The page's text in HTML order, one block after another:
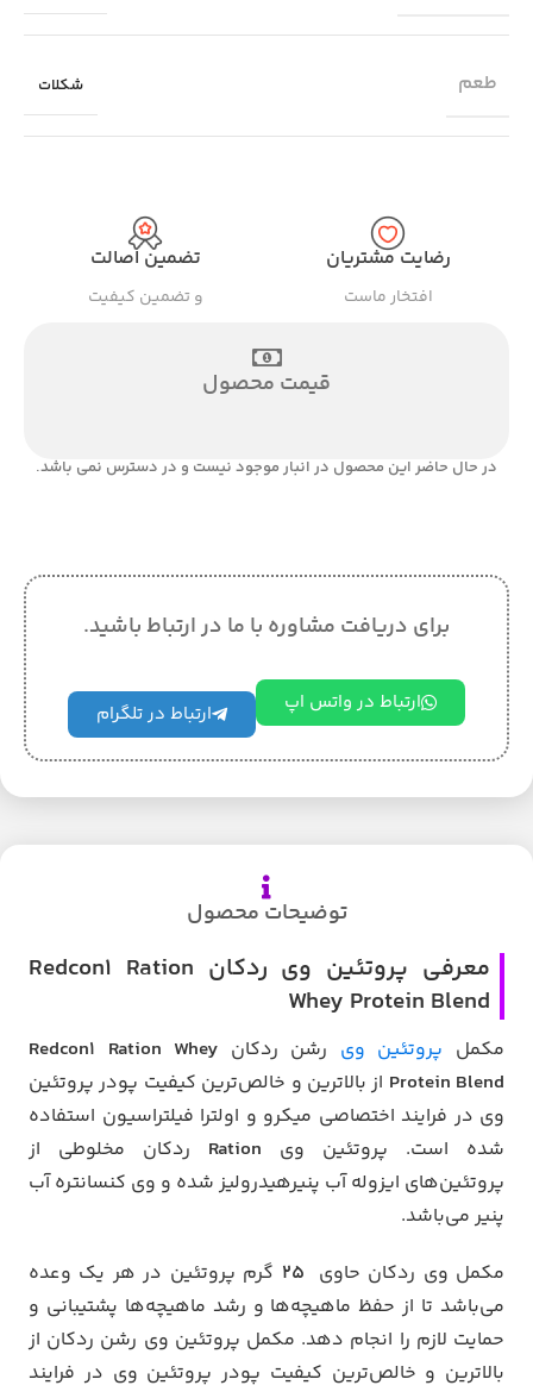
طعم شکلات
رضایت مشتریان
افتخار ماست
تضمین اصالت
و تضمین کیفیت
قیمت محصول
در حال حاضر این محصول در انبار موجود نیست و در دسترس نمی باشد.
برای دریافت مشاوره با ما در ارتباط باشید.
ارتباط در واتس اپ ارتباط در تلگرام
توضیحات محصول
معرفی پروتئین وی ردکان Redcon1 Ration
Whey Protein Blend
مکمل پروتئین وی رشن ردکان Redcon1 Ration Whey
Protein Blend از بالاترین و خالص‌ترین کیفیت پودر پروتئین
وی در فرایند اختصاصی میکرو و اولترا فیلتراسیون استفاده
شده است. پروتئین وی Ration
ردکان مخلوطی از
پروتئین‌های ایزوله آب پنیرهیدرولیز شده و وی کنسانتره آب
پنیر می‌باشد.
مکمل وی ردکان حاوی ۲۵ گرم پروتئین در هر یک وعده
می‌باشد تا از حفظ ماهیچه‌ها و رشد ماهیچه‌ها پشتیبانی و
حمایت لازم را انجام دهد. مکمل پروتئین وی رشن ردکان از
بالاترین و خالص‌ترین کیفیت پودر پروتئین وی در فرایند